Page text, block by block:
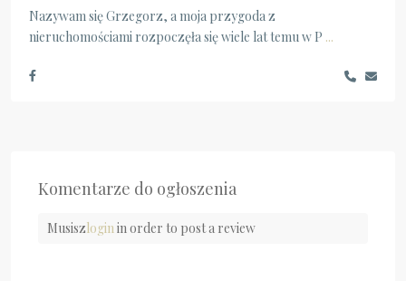
Nazywam się Grzegorz, a moja przygoda z
nieruchomościami rozpoczęła się wiele lat temu w P ...
Komentarze do ogłoszenia
Musiszloginin order to post a review